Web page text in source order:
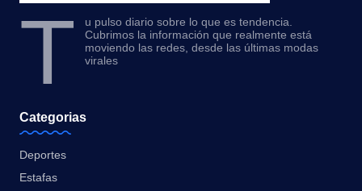
T
u pulso diario sobre lo que es tendencia.
Cubrimos la información que realmente está
moviendo las redes, desde las últimas modas
virales
Categorias
Deportes
Estafas